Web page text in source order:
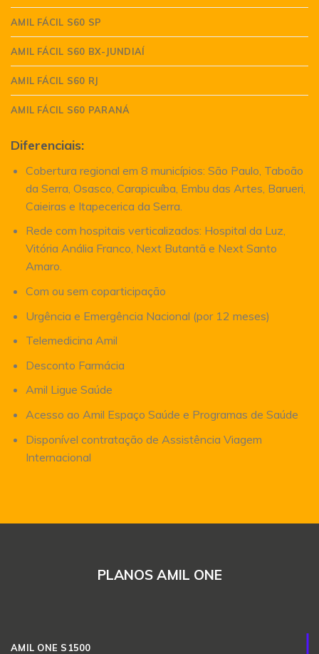
AMIL FÁCIL S60 SP
AMIL FÁCIL S60 BX-JUNDIAÍ
AMIL FÁCIL S60 RJ
AMIL FÁCIL S60 PARANÁ
Diferenciais:
Cobertura regional em 8 municípios: São Paulo, Taboão
da Serra, Osasco, Carapicuíba, Embu das Artes, Barueri,
Caieiras e Itapecerica da Serra.
Rede com hospitais verticalizados: Hospital da Luz,
Vitória Anália Franco, Next Butantã e Next Santo
Amaro.
Com ou sem coparticipação
Urgência e Emergência Nacional (por 12 meses)
Telemedicina Amil
Desconto Farmácia
Amil Ligue Saúde
Acesso ao Amil Espaço Saúde e Programas de Saúde
Disponível contratação de Assistência Viagem
Internacional
PLANOS AMIL ONE
AMIL ONE S1500